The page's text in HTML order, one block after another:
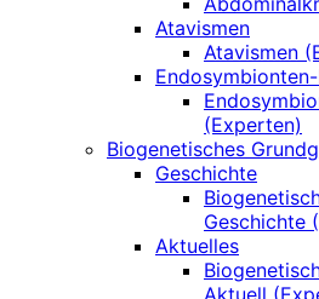
Atavismen
Atavismen
(Experten)
Biogenetisches
Geschichte
Geschichte
Aktuelles
Aktuell